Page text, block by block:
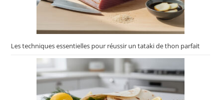
Les techniques essentielles pour réussir un tataki de thon parfait